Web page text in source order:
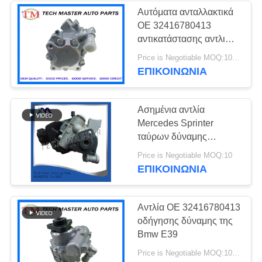
Μέρη αναστολής
αέρα του Land
Rover
Συμπιεστής
αναστολής αέρα
1058
Αυτόματα ανταλλακτικά
OE 32416780413
αντικατάστασης αντλιών
οδήγησης δύναμης της
BMW E39
ΕΠΙΚΟΙΝΩΝΊΑ
Ασημένια αντλία
Mercedes Sprinter
ταύρων δύναμης
0024667501
0024667601 εφεδρείες
Price is Negotiable MOQ:10
ΕΠΙΚΟΙΝΩΝΊΑ
Αντλία OE 32416780413
οδήγησης δύναμης της
Bmw E39
Price is Negotiable MOQ:10pcs